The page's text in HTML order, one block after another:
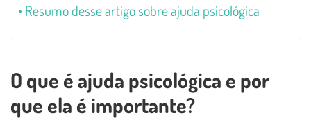
Resumo desse artigo sobre ajuda psicológica
O que é ajuda psicológica e por
que ela é importante?